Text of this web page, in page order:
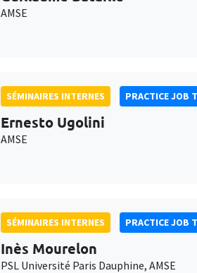
AMSE
SÉMINAIRES INTERNES PRACTICE JOB
Ernesto Ugolini
AMSE
SÉMINAIRES INTERNES PRACTICE JOB
Inès Mourelon
PSL Université Paris Dauphine, AMSE